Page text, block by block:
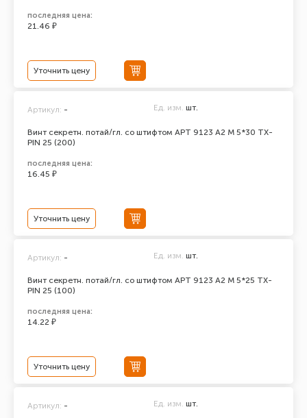
последняя цена:
21.46 ₽
Уточнить цену
Винт секретн. потай/гл. со штифтом АРТ 9123 А2 M 5*30 TX-
PIN 25 (200)
Артикул: - Ед. изм. шт.
последняя цена:
16.45 ₽
Уточнить цену
Винт секретн. потай/гл. со штифтом АРТ 9123 А2 M 5*25 TX-
PIN 25 (100)
Артикул: - Ед. изм. шт.
последняя цена:
14.22 ₽
Уточнить цену
Артикул: - Ед. изм. шт.